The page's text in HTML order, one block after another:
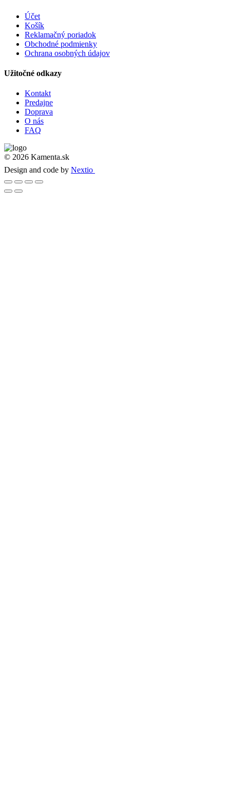
Účet
Košík
Reklamačný poriadok
Obchodné podmienky
Ochrana osobných údajov
Užitočné odkazy
Kontakt
Predajne
Doprava
O nás
FAQ
© 2026 Kamenta.sk
Design and code by Nextio